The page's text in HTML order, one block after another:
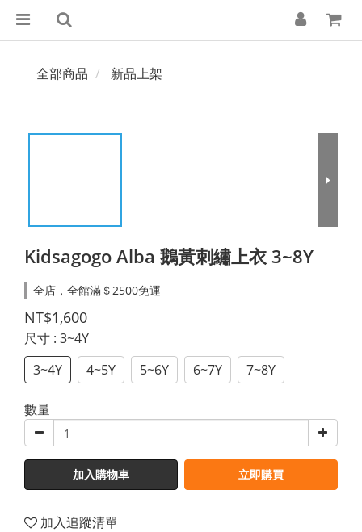
全部商品 新品上架
Kidsagogo Alba 鵝黃刺繡上衣 3~8Y
全店，全館滿＄2500免運
NT$1,600
尺寸 : 3~4Y
3~4Y
4~5Y 5~6Y 6~7Y 7~8Y
數量
加入購物車 立即購買
加入追蹤清單